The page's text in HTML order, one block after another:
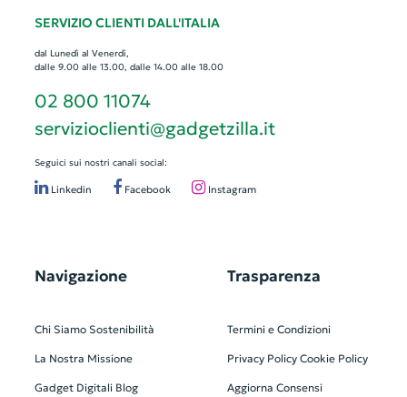
SERVIZIO CLIENTI DALL'ITALIA
dal Lunedì al Venerdì,
dalle 9.00 alle 13.00, dalle 14.00 alle 18.00
02 800 11074
servizioclienti@gadgetzilla.it
Seguici sui nostri canali social:
Linkedin Facebook Instagram
Navigazione
Chi Siamo Sostenibilità
La Nostra Missione
Gadget Digitali Blog
Trasparenza
Termini e Condizioni
Privacy Policy Cookie Policy
Aggiorna Consensi